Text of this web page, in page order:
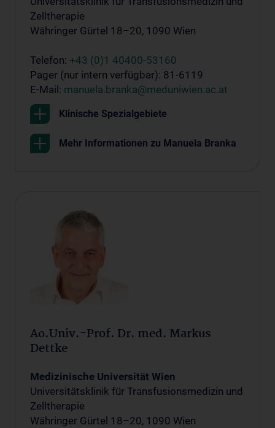
Zelltherapie
Währinger Gürtel 18–20, 1090 Wien
Telefon: +43 (0)1 40400-53160
Pager (nur intern verfügbar): 81-6119
E-Mail: manuela.branka@meduniwien.ac.at
Klinische Spezialgebiete
Mehr Informationen zu Manuela Branka
Ao.Univ.-Prof. Dr. med. Markus
Dettke
Medizinische Universität Wien
Universitätsklinik für Transfusionsmedizin und
Zelltherapie
Währinger Gürtel 18–20, 1090 Wien